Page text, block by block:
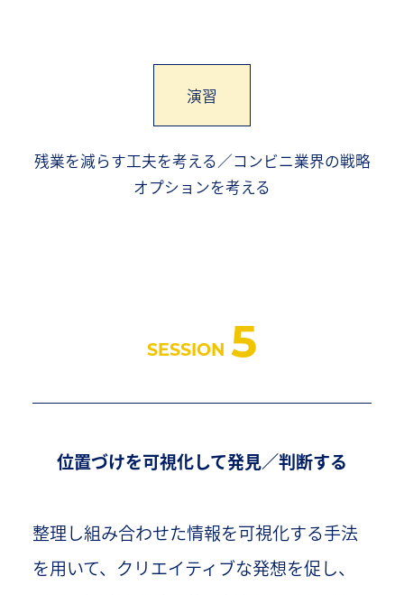
演習
残業を減らす工夫を考える／コンビニ業界の戦略
オプションを考える
SESSION 5
位置づけを可視化して発見／判断する
整理し組み合わせた情報を可視化する手法
を用いて、クリエイティブな発想を促し、